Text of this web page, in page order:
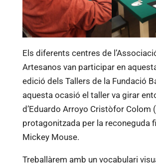
Els diferents centres de
Artesanos van participar en
edició dels Tallers de la Fundació
aquesta ocasió el taller va girar
d’Eduardo Arroyo Cristòfor Colom
protagonitzada per la reconeguda
Mickey Mouse.
Treballàrem amb un vocabulari